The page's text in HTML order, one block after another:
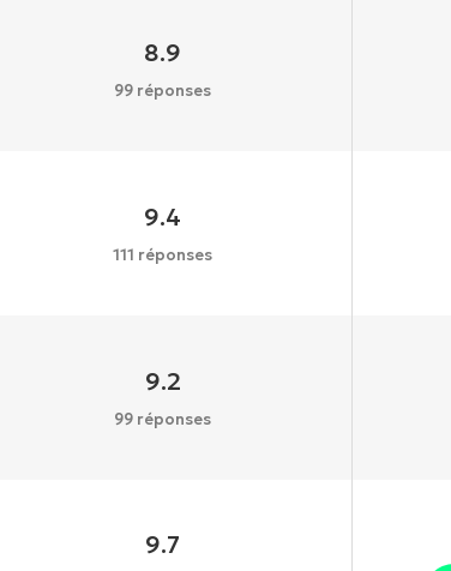
8.9
99 réponses
9.4
111 réponses
9.2
99 réponses
9.7